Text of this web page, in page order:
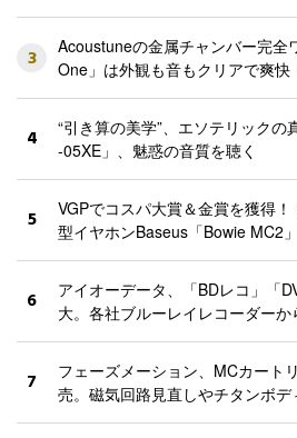
3
Acoustuneの金属チャンバー完全
One」は外観も音もクリアで爽快
4
“引き算の美学”、エソテリック
-05XE」、魅惑の音質を聴く
5
VGPでコスパ大賞＆金賞を獲得
型イヤホンBaseus「Bowie MC2
6
アイオーデータ、「BDレコ」「
大。各社ブルーレイレコーダー
7
フェーズメーション、MCカート
売。磁気回路見直しやチタンボ